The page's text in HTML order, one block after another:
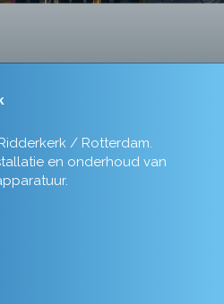
/ Rotterdam.
en onderhoud van